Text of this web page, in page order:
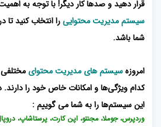
قرار دهید و صدها کار دیگر! با توجه به
سیستم مدیریت محتواییرا انتخاب کنید تا
شما باشد.
امروزهسیستم های مدیریت محتوای مختلفی
کدام ویژگی‌ها و امکانات خاص خود را دارند.
این سیستم‌ها را به شما می گوییم :
وردپرس، جوملا، مجنتو، اپن کارت، پرستاشاپ،